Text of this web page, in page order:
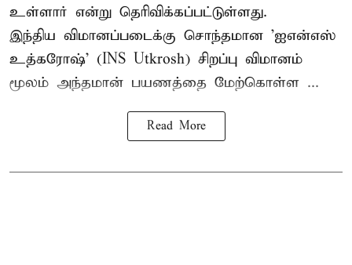
உள்ளார் என்று தெரிவிக்கப்பட்டுள்ளது.
இந்திய விமானப்படைக்கு சொந்தமான 'ஐஎன்எஸ்
உத்கரோஷ்' (INS Utkrosh) சிறப்பு விமானம்
மூலம் அந்தமான் பயணத்தை மேற்கொள்ள ...
Read More